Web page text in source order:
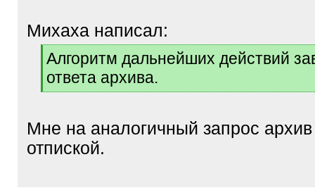
Михаха написал:
[
q
]
Алгоритм дальнейших действий
ответа архива.
[
]
Мне на аналогичный запрос архив
отпиской.